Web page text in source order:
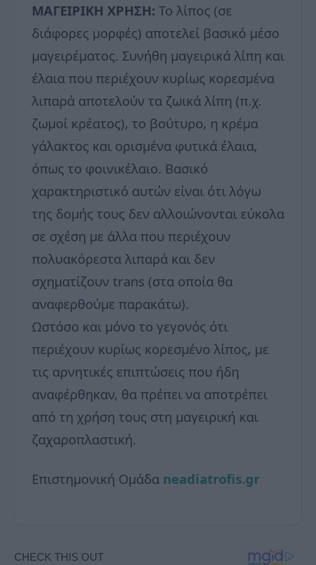
ΜΑΓΕΙΡΙΚΗ ΧΡΗΣΗ: Το λίπος (σε
διάφορες μορφές) αποτελεί βασικό μέσο
μαγειρέματος. Συνήθη μαγειρικά λίπη και
έλαια που περιέχουν κυρίως κορεσμένα
λιπαρά αποτελούν τα ζωικά λίπη (π.χ.
ζωμοί κρέατος), το βούτυρο, η κρέμα
γάλακτος και ορισμένα φυτικά έλαια,
όπως το φοινικέλαιο. Βασικό
χαρακτηριστικό αυτών είναι ότι λόγω
της δομής τους δεν αλλοιώνονται εύκολα
σε σχέση με άλλα που περιέχουν
πολυακόρεστα λιπαρά και δεν
σχηματίζουν trans (στα οποία θα
αναφερθούμε παρακάτω).
Ωστόσο και μόνο το γεγονός ότι
περιέχουν κυρίως κορεσμένο λίπος, με
τις αρνητικές επιπτώσεις που ήδη
αναφέρθηκαν, θα πρέπει να αποτρέπει
από τη χρήση τους στη μαγειρική και
ζαχαροπλαστική.
Επιστημονική Ομάδα neadiatrofis.gr